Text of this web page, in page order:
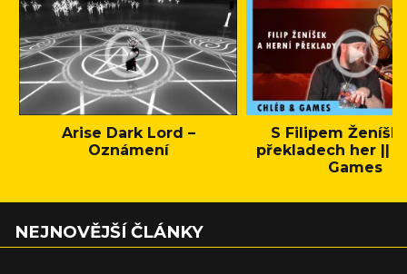
Arise Dark Lord –
Oznámení
S Filipem
překladech her ||
Games
NEJNOVĚJŠÍ ČLÁNKY